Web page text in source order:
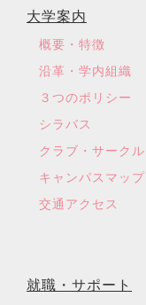
大学案内
概要・特徴
沿革・学内組織
３つのポリシー
シラバス
クラブ・サークル
キャンパスマップ
交通アクセス
就職・サポート